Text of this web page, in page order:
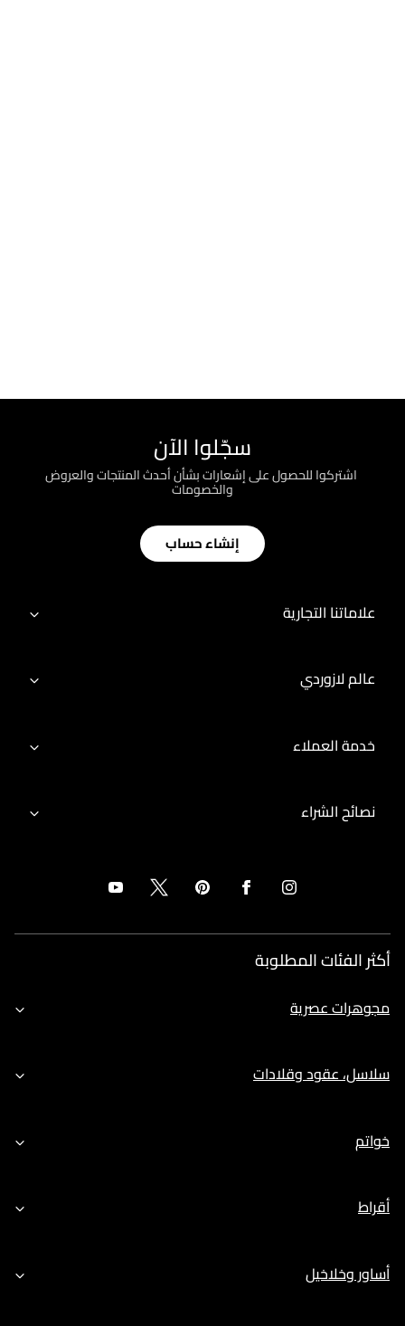
سجّلوا الآن
؜ اشتركوا للحصول على إشعارات بشأن أحدث المنتجات والعروض
والخصومات
إنشاء حساب
علاماتنا التجارية
عالم لازوردي
خدمة العملاء
نصائح الشراء
أكثر الفئات المطلوبة
مجوهرات عصرية
سلاسل، عقود وقلادات
خواتم
أقراط
أساور وخلاخيل